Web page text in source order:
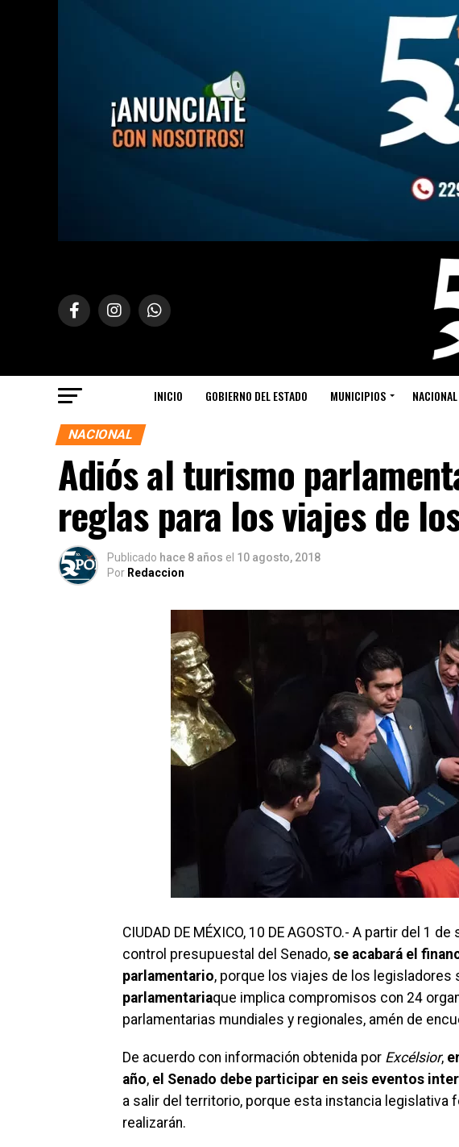
INICIO GOBIERNO DEL ESTADO MUNICIPIOS NACIONAL
NACIONAL
Adiós al turismo
reglas para los viajes de
Publicado hace 8 años el 10 agosto, 2018
Por Redaccion
CIUDAD DE MÉXICO, 10 DE AGOSTO.- A partir del 1
control presupuestal del Senado, se acabará el
parlamentario, porque los viajes de los legisladores
parlamentariaque implica compromisos con 24
parlamentarias mundiales y regionales, amén de
De acuerdo con información obtenida por Excélsior,
año, el Senado debe participar en seis eventos
a salir del territorio, porque esta instancia legislativa
realizarán.